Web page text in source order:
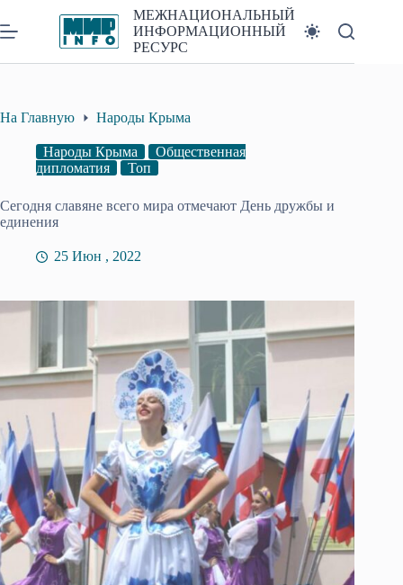
к
сути
МЕЖНАЦИОНАЛЬНЫЙ
ИНФОРМАЦИОННЫЙ
РЕСУРС
На Главную Народы Крыма
Народы Крыма
Общественная
дипломатия
Топ
Сегодня славяне всего мира отмечают День дружбы и
единения
25 Июн , 2022